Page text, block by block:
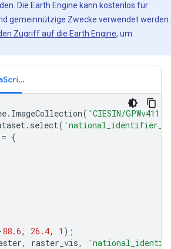
Die Earth Engine kann kostenlos für
gemeinnützige Zwecke verwendet werden.
Zugriff auf die Earth Engine, um
Code-Editor (JavaScript)
. ImageCollection( 'CIESIN/
. select(
= {
88.6, 26.4, 1 );
, raster_vis,